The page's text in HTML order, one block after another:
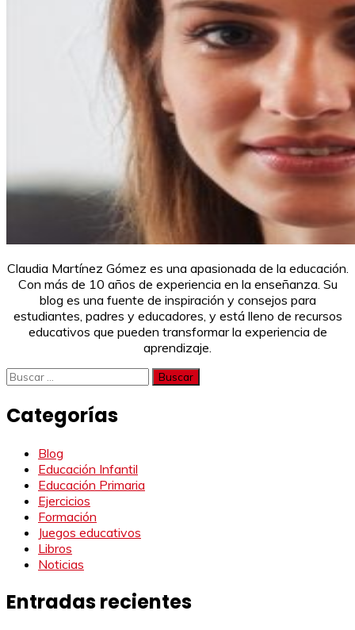
Claudia Martínez Gómez es una apasionada de la educación.
Con más de 10 años de experiencia en la enseñanza. Su
blog es una fuente de inspiración y consejos para
estudiantes, padres y educadores, y está lleno de recursos
educativos que pueden transformar la experiencia de
aprendizaje.
Buscar:
Categorías
Blog
Educación Infantil
Educación Primaria
Ejercicios
Formación
Juegos educativos
Libros
Noticias
Entradas recientes